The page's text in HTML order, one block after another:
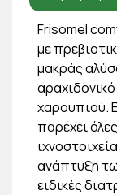
Frisomel
με
μακράς
χαρουπιού.
παρέχει
ανάπτυξη
ειδικές